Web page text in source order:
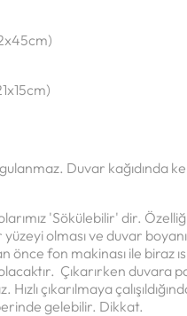
Duvar kağıdında
'Sökülebilir' dir.
olması ve duvar
fon makinası ile biraz
Çıkarırken duvara
Hızlı çıkarılmaya
gelebilir. Dikkat.